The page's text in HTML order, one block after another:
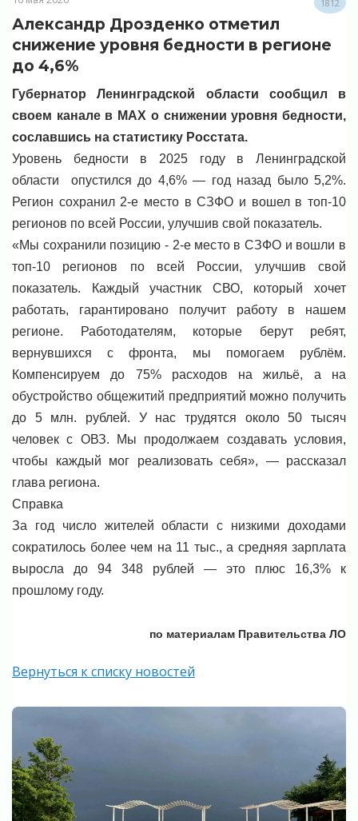
1812
Александр Дрозденко отметил
снижение уровня бедности в регионе
до 4,6%
Губернатор Ленинградской области сообщил в
своем канале в MAX о снижении уровня бедности,
сославшись на статистику Росстата.
Уровень бедности в 2025 году в Ленинградской
области опустился до 4,6% — год назад было 5,2%.
Регион сохранил 2-е место в СЗФО и вошел в топ-10
регионов по всей России, улучшив свой показатель.
«Мы сохранили позицию - 2-е место в СЗФО и вошли в
топ-10 регионов по всей России, улучшив свой
показатель. Каждый участник СВО, который хочет
работать, гарантировано получит работу в нашем
регионе. Работодателям, которые берут ребят,
вернувшихся с фронта, мы помогаем рублём.
Компенсируем до 75% расходов на жильё, а на
обустройство общежитий предприятий можно получить
до 5 млн. рублей. У нас трудятся около 50 тысяч
человек с ОВЗ. Мы продолжаем создавать условия,
чтобы каждый мог реализовать себя», — рассказал
глава региона.
Справка
За год число жителей области с низкими доходами
сократилось более чем на 11 тыс., а средняя зарплата
выросла до 94 348 рублей — это плюс 16,3% к
прошлому году.
по материалам Правительства ЛО
Вернуться к списку новостей